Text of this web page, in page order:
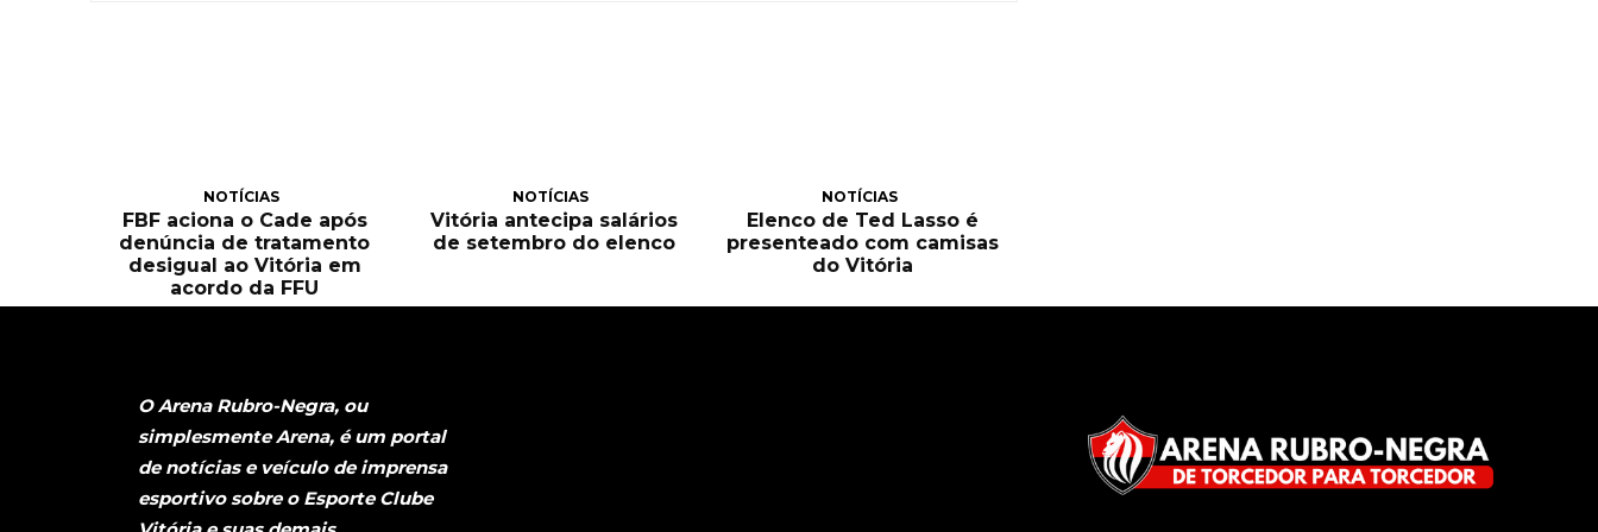
NOTÍCIAS
FBF aciona o Cade após
denúncia de tratamento
desigual ao Vitória em
acordo da FFU
NOTÍCIAS
Vitória antecipa salários
de setembro do elenco
NOTÍCIAS
Elenco de Ted Lasso é
presenteado com camisas
do Vitória
O Arena Rubro-Negra, ou
simplesmente Arena, é um portal
de notícias e veículo de imprensa
esportivo sobre o Esporte Clube